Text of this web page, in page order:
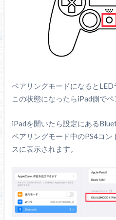
ペアリングモードになるとLED
この状態になったらiPad側でペ
iPadを開いたら設定にある
ペアリングモード中のPS4コン
スに表示されます。